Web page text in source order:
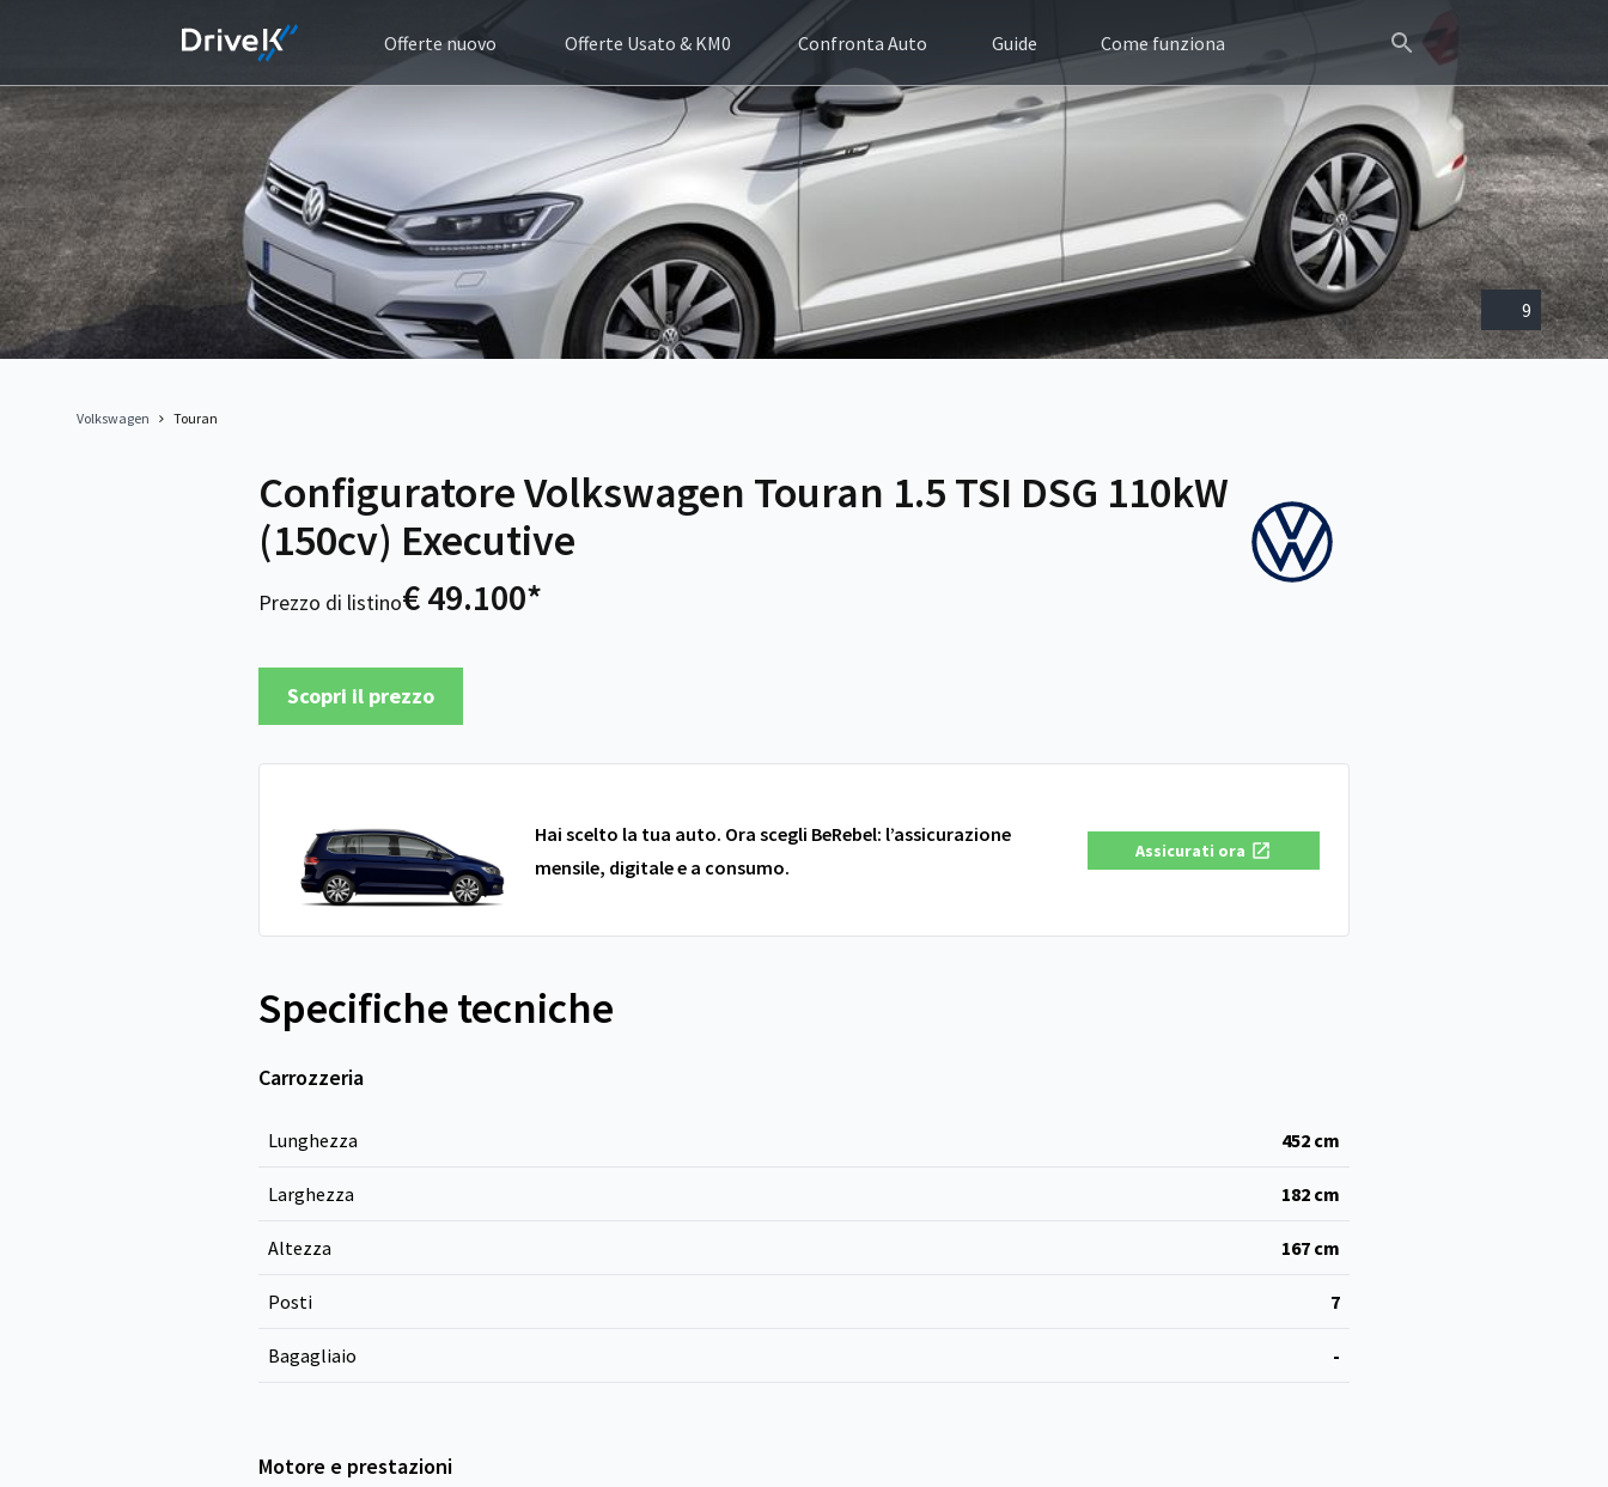
Offerte nuovo Offerte Usato & KM0 Confronta Auto Guide Come funziona
9
Volkswagen Touran
Configuratore Volkswagen Touran 1.5 TSI DSG 110kW
(150cv) Executive
Prezzo di listino€ 49.100*
Scopri il prezzo
Hai scelto la tua auto. Ora scegli BeRebel: l’assicurazione
mensile, digitale e a consumo.
Assicurati ora
Specifiche tecniche
Carrozzeria
Lunghezza 452 cm
Larghezza 182 cm
Altezza 167 cm
Posti 7
Bagagliaio -
Motore e prestazioni